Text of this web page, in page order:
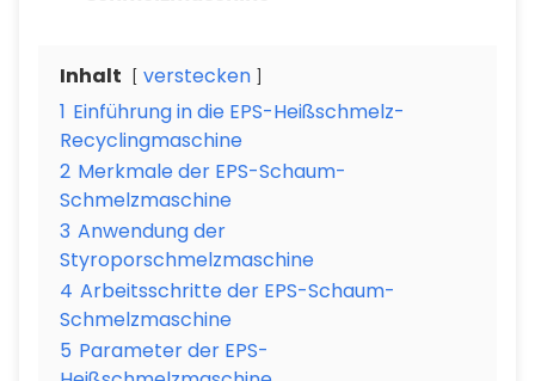
Inhalt
verstecken
1 Einführung in die EPS-Heißschmelz-
Recyclingmaschine
2 Merkmale der EPS-Schaum-
Schmelzmaschine
3 Anwendung der
Styroporschmelzmaschine
4 Arbeitsschritte der EPS-Schaum-
Schmelzmaschine
5 Parameter der EPS-